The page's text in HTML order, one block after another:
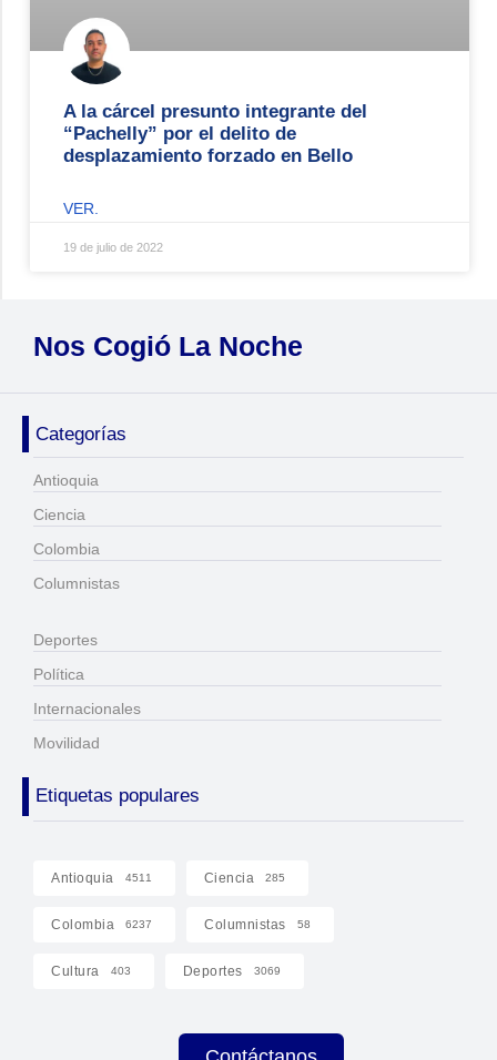
A la cárcel presunto integrante del
“Pachelly” por el delito de
desplazamiento forzado en Bello
VER.
19 de julio de 2022
Nos Cogió La Noche
Categorías
Antioquia
Ciencia
Colombia
Columnistas
Deportes
Política
Internacionales
Movilidad
Etiquetas populares
Antioquia 4511 Ciencia 285
Colombia 6237 Columnistas 58
Cultura 403 Deportes 3069